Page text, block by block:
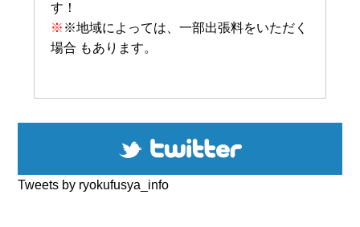
す！
※ ※地域によっては、一部出張料をいただく
場合 もあります。
Tweets by ryokufusya_info